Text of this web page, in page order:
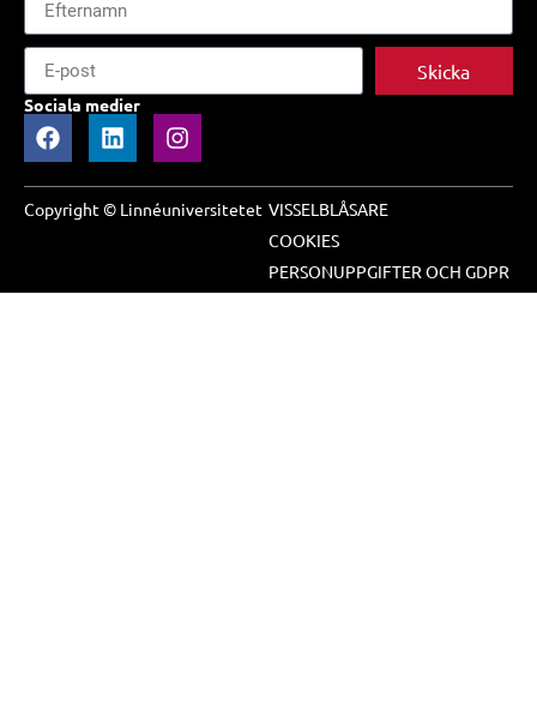
Skicka
Sociala medier
Copyright © Linnéuniversitetet VISSELBLÅSARE
COOKIES
PERSONUPPGIFTER OCH GDPR